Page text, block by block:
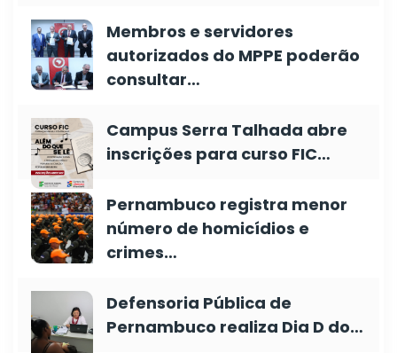
Membros e servidores
autorizados do MPPE poderão
consultar…
Campus Serra Talhada abre
inscrições para curso FIC…
Pernambuco registra menor
número de homicídios e
crimes…
Defensoria Pública de
Pernambuco realiza Dia D do…